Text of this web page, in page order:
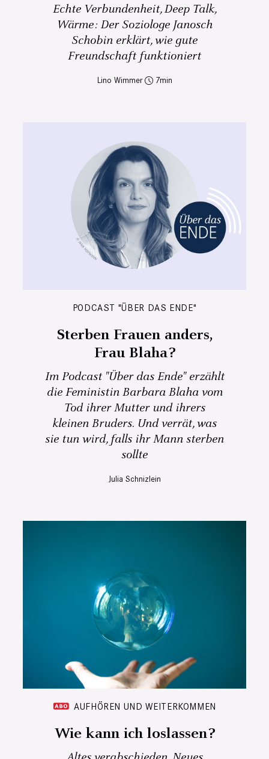
Echte Verbundenheit, Deep Talk,
Wärme: Der Soziologe Janosch
Schobin erklärt, wie gute
Freundschaft funktioniert
Lino Wimmer 7
PODCAST "ÜBER DAS ENDE"
Sterben Frauen anders,
Frau Blaha?
Im Podcast "Über das Ende" erzählt
die Feministin Barbara Blaha vom
Tod ihrer Mutter und ihrers
kleinen Bruders. Und verrät, was
sie tun wird, falls ihr Mann sterben
sollte
Julia Schnizlein
AUFHÖREN UND WEITERKOMMEN
Wie kann ich loslassen?